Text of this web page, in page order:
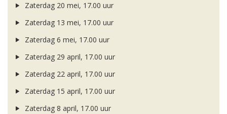
Zaterdag 20 mei, 17.00 uur
Zaterdag 13 mei, 17.00 uur
Zaterdag 6 mei, 17.00 uur
Zaterdag 29 april, 17.00 uur
Zaterdag 22 april, 17.00 uur
Zaterdag 15 april, 17.00 uur
Zaterdag 8 april, 17.00 uur